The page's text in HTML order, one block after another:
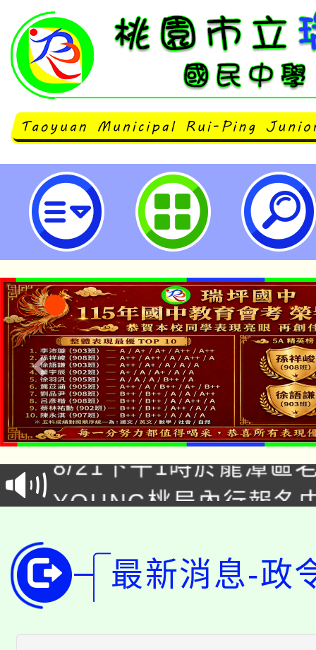
「114-115年度COVID-19疫苗接
種對象自115年1月1日起擴大為「
未接種之民眾」-桃園市立瑞坪國民
「本色祭」8/29、30在
場熱烈登場!
8/21下午1時於龍潭區
徵才活動。
YOUNG桃局內行報名
開!
115年桃園市運動會8/
田徑場及游泳池舉行。
桃園市低收入戶享有免
視費優惠，中低收入戶
大園自造教育及科技中
最新消息-政